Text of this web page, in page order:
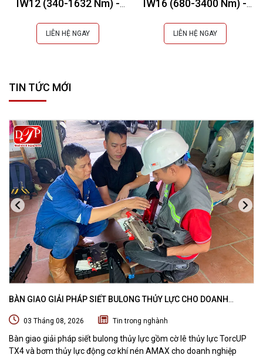
IW12 (340-1632 Nm) -
LIÊN HỆ NGAY
IW16 (680-3400 Nm) -
LIÊN HỆ NGAY
TIN TỨC MỚI
BÀN GIAO GIẢI PHÁP SIẾT BULONG THỦY LỰC CHO DOANH
NGHIỆP CHUYÊN BẢO TRÌ VÀ THI CÔNG CÁC DỰ ÁN OFFSHORE
03 Tháng 08, 2026 Tin trong nghành
Bàn giao giải pháp siết bulong thủy lực gồm cờ lê thủy lực TorcUP
TX4 và bơm thủy lực động cơ khí nén AMAX cho doanh nghiệp